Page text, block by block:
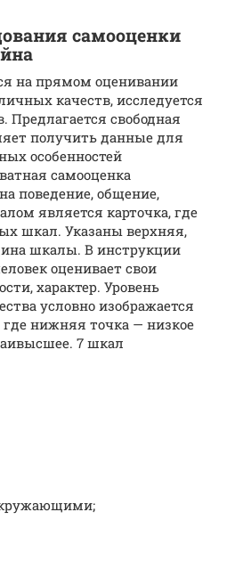
самооценки
на прямом оценивании
качеств, исследуется
Предлагается свободная
получить данные для
особенностей
самооценка
поведение, общение,
является карточка, где
шкал. Указаны верхняя,
шкалы. В инструкции
оценивает свои
характер. Уровень
условно изображается
нижняя точка — низкое
7 шкал